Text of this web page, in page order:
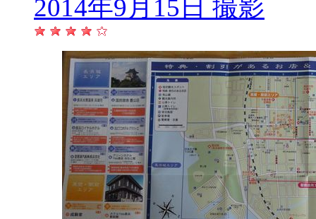
2014年9月15日 撮影